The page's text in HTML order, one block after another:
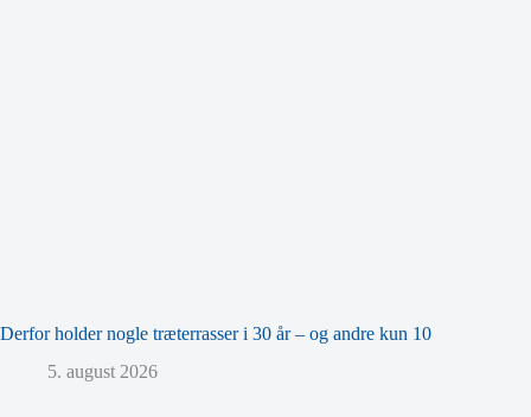
Derfor holder nogle træterrasser i 30 år – og andre kun 10
5. august 2026